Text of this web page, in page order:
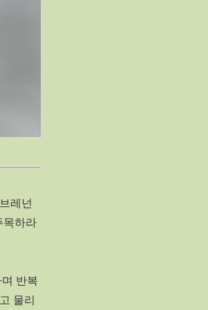
레넌
목하라
반복
물리